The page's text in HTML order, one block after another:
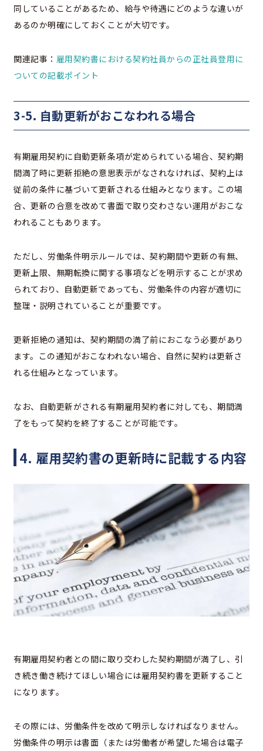
同していることがあるため、給与や待遇にどのような違いが
あるのか明確にしておくことが大切です。
関連記事： 雇用契約書における契約社員からの正社員登用に
ついての記載ポイント
3-5. 自動更新がおこなわれる場合
有期雇用契約に自動更新条項が定められている場合、契約期
間満了時に更新拒絶の意思表示がなされなければ、契約上は
従前の条件に基づいて更新される仕組みとなります。この場
合、更新の合意を改めて書面で取り交わさない運用がおこな
われることもあります。
ただし、労働条件明示ルールでは、契約期間や更新の有無、
更新上限、無期転換に関する事項などを明示することが求め
られており、自動更新であっても、労働条件の内容が適切に
整理・説明されていることが重要です。
更新拒絶の通知は、契約期間の満了前におこなう必要があり
ます。この通知がおこなわれない場合、自然に契約は更新さ
れる仕組みとなっています。
なお、自動更新がされる有期雇用契約者に対しても、期間満
了をもって契約を終了することが可能です。
4. 雇用契約書の更新時に記載する内容
有期雇用契約者との間に取り交わした契約期間が満了し、引
き続き働き続けてほしい場合には雇用契約書を更新すること
になります。
その際には、労働条件を改めて明示しなければなりません。
労働条件の明示は書面（または労働者が希望した場合は電子